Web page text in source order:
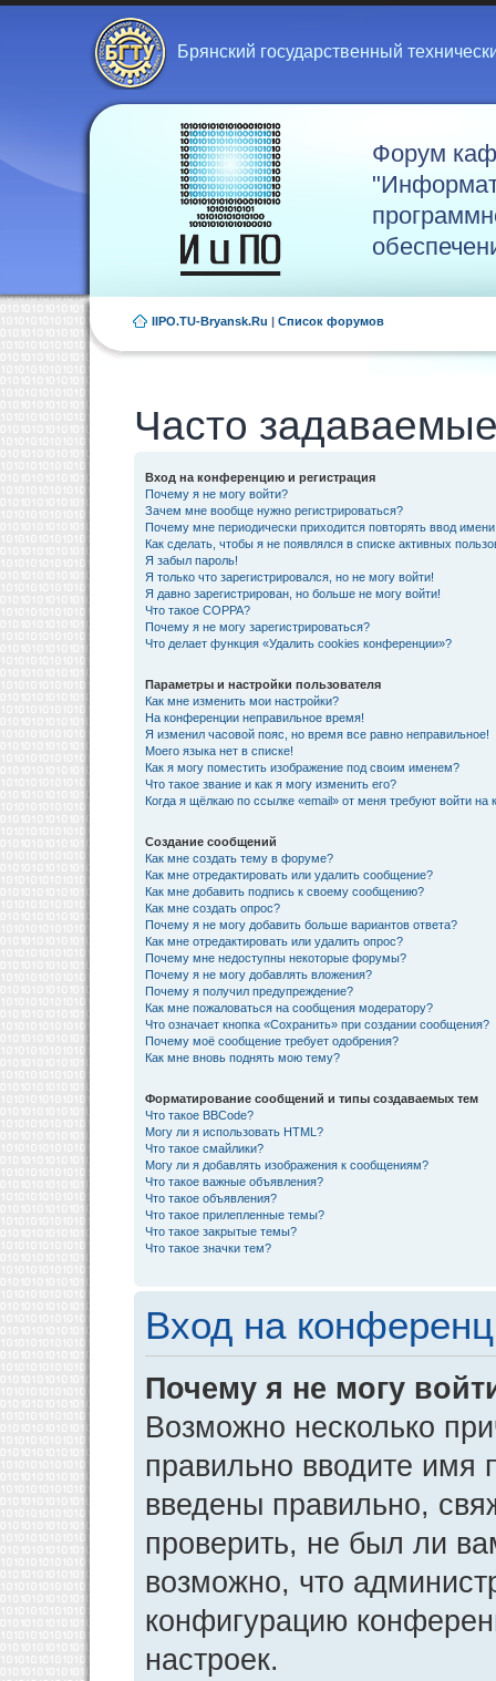
Брянский государственный
Форум
IIPO.TU-Bryansk.Ru | Список форумов
Часто
Вход на конференцию и регистрация
Почему я не могу войти?
Зачем мне вообще нужно регистрироваться?
Почему мне периодически приходится повторять ввод
Как сделать, чтобы я не появлялся в списке активных
Я забыл пароль!
Я только что зарегистрировался, но не могу войти!
Я давно зарегистрирован, но больше не могу войти!
Что такое COPPA?
Почему я не могу зарегистрироваться?
Что делает функция «Удалить cookies конференции»?
Параметры и настройки пользователя
Как мне изменить мои настройки?
На конференции неправильное время!
Я изменил часовой пояс, но время все равно неправильное!
Моего языка нет в списке!
Как я могу поместить изображение под своим именем?
Что такое звание и как я могу изменить его?
Когда я щёлкаю по ссылке «email» от меня требуют войти на
Создание сообщений
Как мне создать тему в форуме?
Как мне отредактировать или удалить сообщение?
Как мне добавить подпись к своему сообщению?
Как мне создать опрос?
Почему я не могу добавить больше вариантов ответа?
Как мне отредактировать или удалить опрос?
Почему мне недоступны некоторые форумы?
Почему я не могу добавлять вложения?
Почему я получил предупреждение?
Как мне пожаловаться на сообщения модератору?
Что означает кнопка «Сохранить» при создании сообщения?
Почему моё сообщение требует одобрения?
Как мне вновь поднять мою тему?
Форматирование сообщений и типы создаваемых тем
Что такое BBCode?
Могу ли я использовать HTML?
Что такое смайлики?
Могу ли я добавлять изображения к сообщениям?
Что такое важные объявления?
Что такое объявления?
Что такое прилепленные темы?
Что такое закрытые темы?
Что такое значки тем?
Вход на
Почему я не могу
Возможно несколько
правильно вводите имя
введены правильно,
проверить, не был ли
возможно, что
конфигурацию
настроек.